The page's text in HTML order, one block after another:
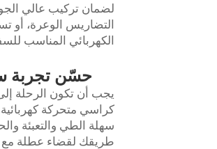
لضمان تركيب عالي
التضاريس الوعرة، أو
الكهربائي المناسب
حسّن تجربة
يجب أن تكون الرحلة
كراسي متحركة
سهلة الطي والتعبئة
طريقك لقضاء عطلة مع